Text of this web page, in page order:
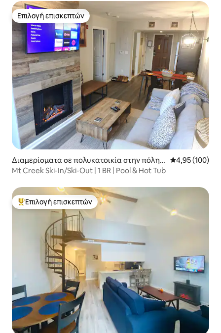
Επιλογή επισκεπτών
Επιλογή επισκεπτών
Διαμερίσματα σε πολυκατοικία στην πόλη V
ernon Township
Μέση
4,95 (100)
Mt Creek Ski-In/Ski-Out | 1 BR | Pool & Hot Tub
Κορυφαία επιλογή επισκεπτών
Επιλογή επισκεπτών